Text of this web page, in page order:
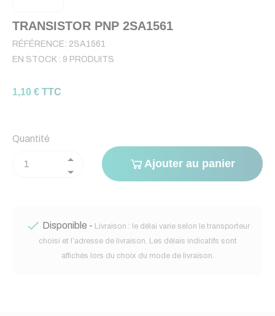
TRANSISTOR PNP 2SA1561
RÉFÉRENCE: 2SA1561
EN STOCK : 9 PRODUITS
1,10 € TTC
Quantité
Ajouter au panier
 Disponible - Livraison : le délai varie selon le transporteur
choisi et l’adresse de livraison. Les délais indicatifs sont
affichés lors du choix du mode de livraison.